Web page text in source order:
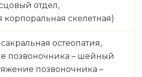
отдел,
скелетная)
остеопатия,
позвоночника – шейный
позвоночника –